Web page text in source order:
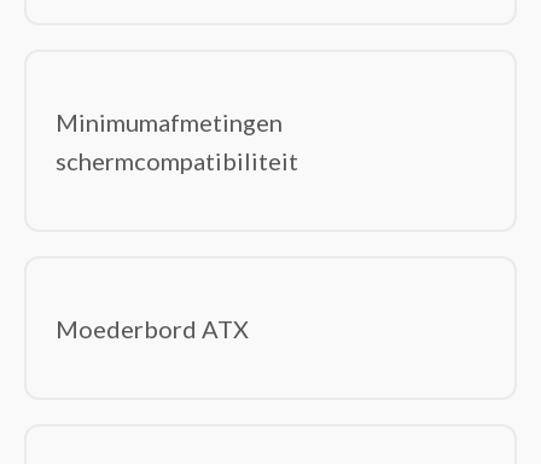
Minimumafmetingen
schermcompatibiliteit
Moederbord ATX